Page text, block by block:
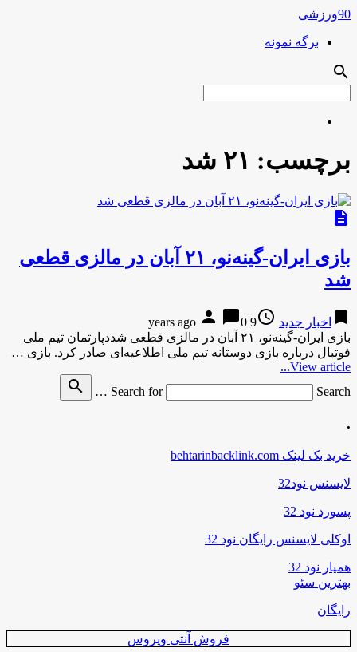
90ورزشی
برگه نمونه
search
برچسب: ۲۱ شد
description
بازی ایران-گینه‌نو، ۲۱ آبان در مالزی قطعی
شد
bookmark اخبار جدید access_time
9 years ago
person chat_bubble0
بازی ایران-گینه‌نو، ۲۱ آبان در مالزی قطعی شددپارتمان تیم ملی
فوتبال درباره بازی دوستانه تیم ملی اطلاعیه‌ای صادر کرد. بازی …
View article...
Search for
Search …
search
.
خرید بک لینک behtarinbacklink.com
لایسنس نود32
پسورد نود 32
اوکلی لایسنس رایگان نود 32
همیار نود 32
بهترین سئو
رایگان
فروش آنتی ویروس